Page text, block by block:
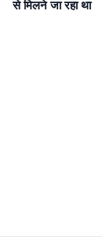
से मिलने जा रहा था